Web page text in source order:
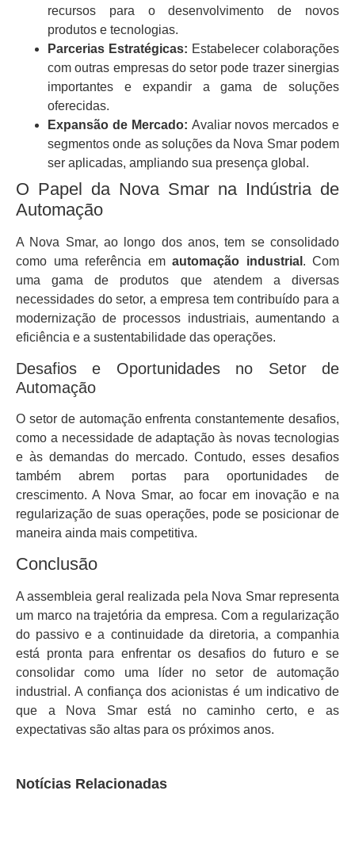
recursos para o desenvolvimento de novos
produtos e tecnologias.
Parcerias Estratégicas: Estabelecer colaborações
com outras empresas do setor pode trazer sinergias
importantes e expandir a gama de soluções
oferecidas.
Expansão de Mercado: Avaliar novos mercados e
segmentos onde as soluções da Nova Smar podem
ser aplicadas, ampliando sua presença global.
O Papel da Nova Smar na Indústria de
Automação
A Nova Smar, ao longo dos anos, tem se consolidado
como uma referência em automação industrial . Com
uma gama de produtos que atendem a diversas
necessidades do setor, a empresa tem contribuído para a
modernização de processos industriais, aumentando a
eficiência e a sustentabilidade das operações.
Desafios e Oportunidades no Setor de
Automação
O setor de automação enfrenta constantemente desafios,
como a necessidade de adaptação às novas tecnologias
e às demandas do mercado. Contudo, esses desafios
também abrem portas para oportunidades de
crescimento. A Nova Smar, ao focar em inovação e na
regularização de suas operações, pode se posicionar de
maneira ainda mais competitiva.
Conclusão
A assembleia geral realizada pela Nova Smar representa
um marco na trajetória da empresa. Com a regularização
do passivo e a continuidade da diretoria, a companhia
está pronta para enfrentar os desafios do futuro e se
consolidar como uma líder no setor de automação
industrial. A confiança dos acionistas é um indicativo de
que a Nova Smar está no caminho certo, e as
expectativas são altas para os próximos anos.
Notícias Relacionadas